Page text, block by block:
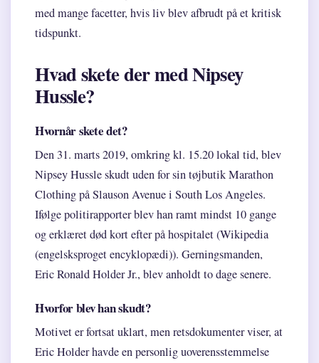
med mange facetter, hvis liv blev afbrudt på et kritisk
tidspunkt.
Hvad skete der med Nipsey
Hussle?
Hvornår skete det?
Den 31. marts 2019, omkring kl. 15.20 lokal tid, blev
Nipsey Hussle skudt uden for sin tøjbutik Marathon
Clothing på Slauson Avenue i South Los Angeles.
Ifølge politirapporter blev han ramt mindst 10 gange
og erklæret død kort efter på hospitalet (Wikipedia
(engelsksproget encyklopædi)). Gerningsmanden,
Eric Ronald Holder Jr., blev anholdt to dage senere.
Hvorfor blev han skudt?
Motivet er fortsat uklart, men retsdokumenter viser, at
Eric Holder havde en personlig uoverensstemmelse